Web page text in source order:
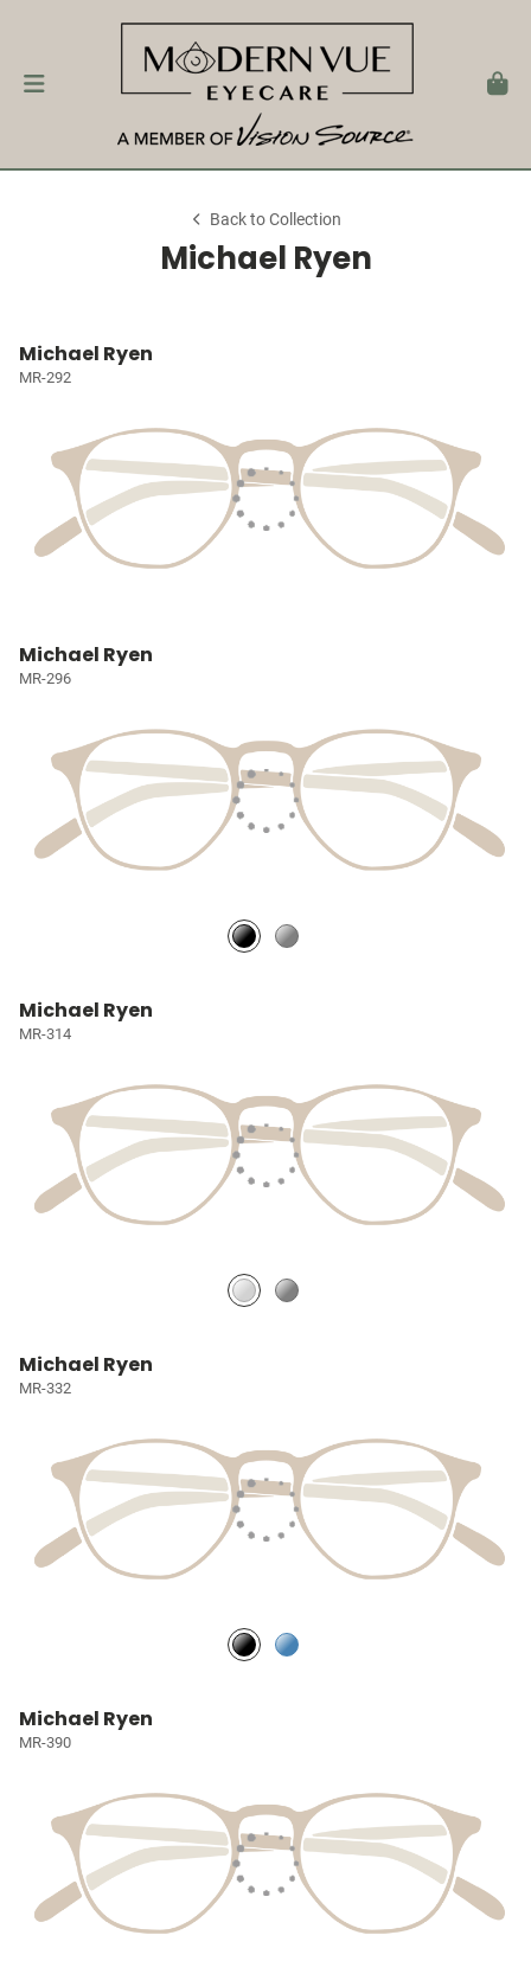
Back to Collection
Michael Ryen
Michael Ryen
MR-292
Michael Ryen
MR-296
Michael Ryen
MR-314
Michael Ryen
MR-332
Michael Ryen
MR-390